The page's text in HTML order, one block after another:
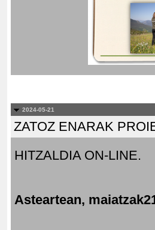
2024-05-21
ZATOZ ENARAK
HITZALDIA ON-LINE.
Asteartean,